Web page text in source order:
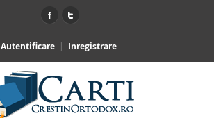
Autentificare Inregistrare